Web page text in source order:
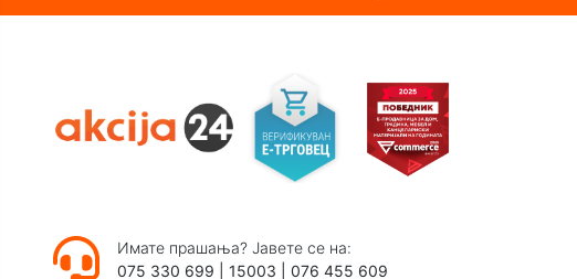
Имате прашања? Јавете се на:
075 330 699
15003 076 455 609